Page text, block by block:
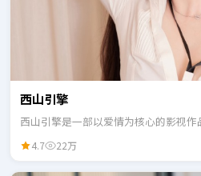
西山引擎
西山引擎是一部以爱情为核心的影视
4.7 22万